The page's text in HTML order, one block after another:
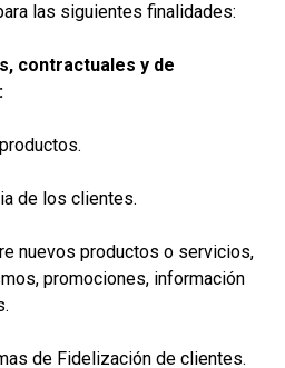
las siguientes finalidades:
contractuales y de
de los clientes.
nuevos productos o servicios,
promociones, información
de Fidelización de clientes.